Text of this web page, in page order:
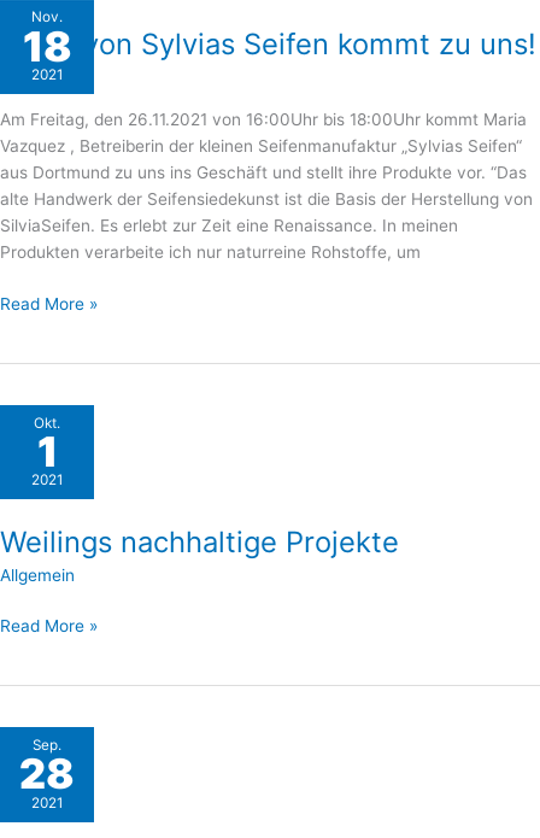
Nov.
18
2021
Maria von Sylvias Seifen kommt zu uns!
Allgemein
Am Freitag, den 26.11.2021 von 16:00Uhr bis 18:00Uhr kommt Maria
Vazquez , Betreiberin der kleinen Seifenmanufaktur „Sylvias Seifen“
aus Dortmund zu uns ins Geschäft und stellt ihre Produkte vor. “Das
alte Handwerk der Seifensiedekunst ist die Basis der Herstellung von
SilviaSeifen. Es erlebt zur Zeit eine Renaissance. In meinen
Produkten verarbeite ich nur naturreine Rohstoffe, um
Maria
von
Sylvias
Seifen
kommt
zu
uns!
Read More »
Okt.
1
2021
Weilings nachhaltige Projekte
Allgemein
Weilings
nachhaltige
Projekte
Read More »
Sep.
28
2021
Elementor
#1251